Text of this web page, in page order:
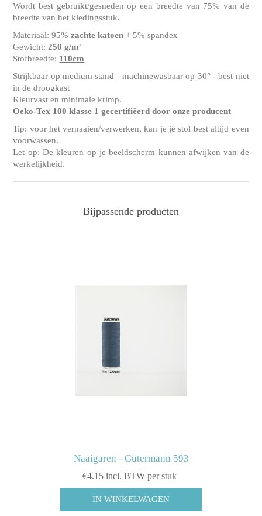
Wordt best gebruikt/gesneden op een breedte van 75% van de
breedte van het kledingsstuk.
Materiaal: 95%zachte katoen + 5% spandex
Gewicht:250 g/m²
Stofbreedte: 110cm
Strijkbaar op medium stand - machinewasbaar op 30° - best niet
in de droogkast
Kleurvast en minimale krimp.
Oeko-Tex 100 klasse 1 gecertifiëerd door onze producent
Tip: voor het vernaaien/verwerken, kan je je stof best altijd even
voorwassen.
Let op: De kleuren op je beeldscherm kunnen afwijken van de
werkelijkheid.
Bijpassende producten
Naaigaren - Gütermann 593
€4.15 incl. BTW per stuk